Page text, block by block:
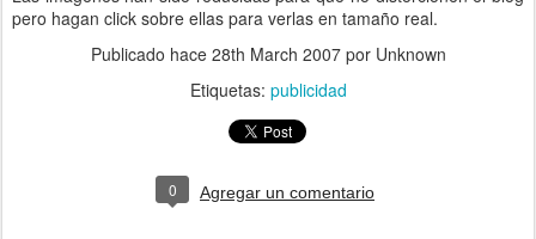
pero hagan click sobre ellas para verlas en tamaño real.
Publicado hace 28th March 2007por Unknown
Etiquetas: publicidad
0 Agregar un comentario